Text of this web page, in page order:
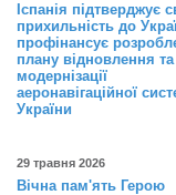
Іспанія підтверджує
прихильність до
профінансує
плану відновлення та
модернізації
аеронавігаційної
України
29 травня 2026
Вічна пам'ять Герою